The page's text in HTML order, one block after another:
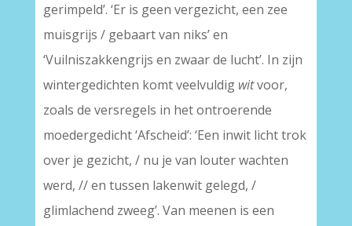
gerimpeld’. ‘Er is geen vergezicht, een zee
muisgrijs / gebaart van niks’ en
‘Vuilniszakkengrijs en zwaar de lucht’. In zijn
wintergedichten komt veelvuldig witvoor,
zoals de versregels in het ontroerende
moedergedicht ‘Afscheid’: ‘Een inwit licht trok
over je gezicht, / nu je van louter wachten
werd, // en tussen lakenwit gelegd, /
glimlachend zweeg’. Van meenen is een